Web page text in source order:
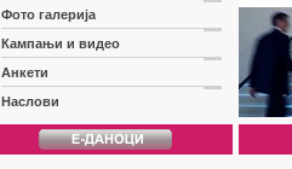
Фото галерија
Кампањи и видео
Анкети
Наслови